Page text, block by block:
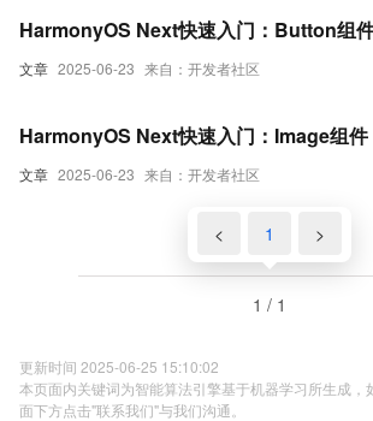
文章 2025-06-23 来自：开发者社区
HarmonyOS Next快速入门：Button组
文章 2025-06-23 来自：开发者社区
HarmonyOS Next快速入门：Image组件
< 1 >
1 / 1
更新时间 2025-06-25 15:10:02
本页面内关键词为智能算法引擎基于机器学习所生成，
面下方点击"联系我们"与我们沟通。